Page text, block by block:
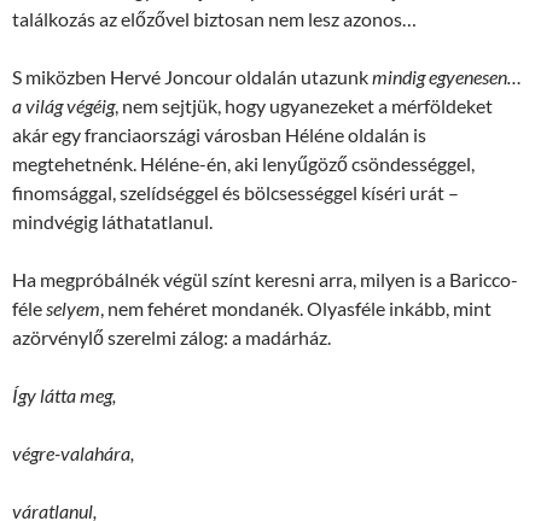
találkozás az előzővel biztosan nem lesz azonos…
S miközben Hervé Joncour oldalán utazunkmindig egyenesen…
a világ végéig, nem sejtjük, hogy ugyanezeket a mérföldeket
akár egy franciaországi városban Héléne oldalán is
megtehetnénk. Héléne-én, aki lenyűgöző csöndességgel,
finomsággal, szelídséggel és bölcsességgel kíséri urát –
mindvégig láthatatlanul.
Ha megpróbálnék végül színt keresni arra, milyen is a Baricco-
féle selyem , nem fehéret mondanék. Olyasféle inkább, mint
azörvénylő szerelmi zálog: a madárház.
Így látta meg,
végre-valahára,
váratlanul,